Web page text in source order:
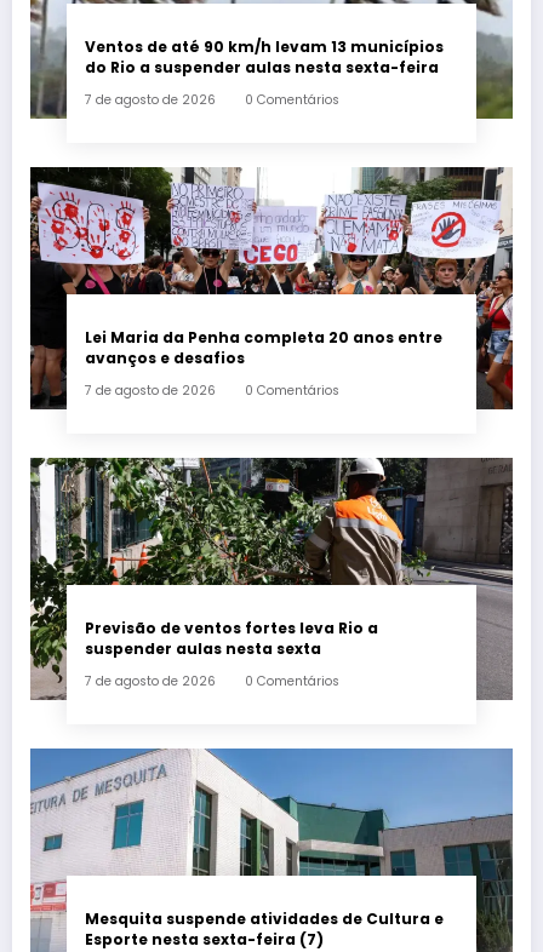
Ventos de até 90 km/h levam 13 municípios
do Rio a suspender aulas nesta sexta-feira
7 de agosto de 2026 0 Comentários
Lei Maria da Penha completa 20 anos entre
avanços e desafios
7 de agosto de 2026 0 Comentários
Previsão de ventos fortes leva Rio a
suspender aulas nesta sexta
7 de agosto de 2026 0 Comentários
Mesquita suspende atividades de Cultura e
Esporte nesta sexta-feira (7)